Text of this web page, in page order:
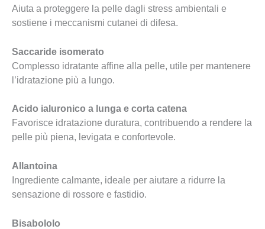
Aiuta a proteggere la pelle dagli stress ambientali e
sostiene i meccanismi cutanei di difesa.
Saccaride isomerato
Complesso idratante affine alla pelle, utile per mantenere
l’idratazione più a lungo.
Acido ialuronico a lunga e corta catena
Favorisce idratazione duratura, contribuendo a rendere la
pelle più piena, levigata e confortevole.
Allantoina
Ingrediente calmante, ideale per aiutare a ridurre la
sensazione di rossore e fastidio.
Bisabololo